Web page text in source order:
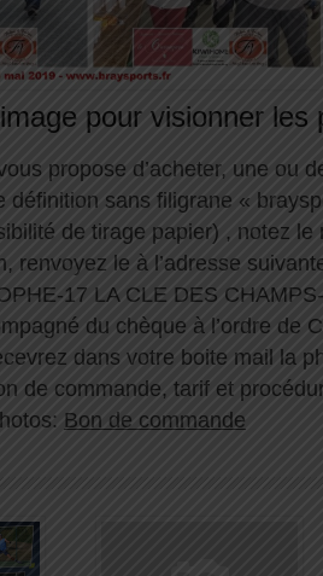
pour visionner les
propose d’acheter, une ou
définition sans filigrane «
de tirage papier) , notez
renvoyez le à l’adresse
17 LA CLE DES
du chèque à l’ordre de
dans votre boite mail la
de commande, tarif et
Bon de commande